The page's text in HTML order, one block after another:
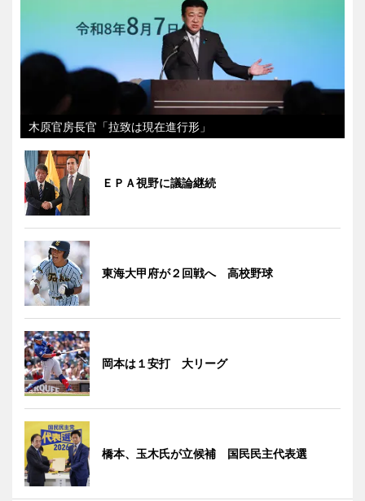
木原官房長官「拉致は現在進行形」
ＥＰＡ視野に議論継続
東海大甲府が２回戦へ 高校野球
岡本は１安打 大リーグ
橋本、玉木氏が立候補 国民民主代表選